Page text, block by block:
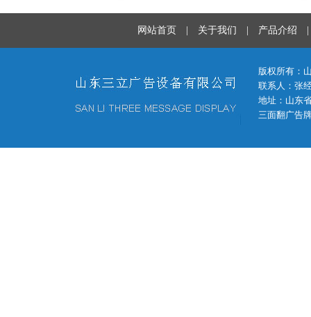
网站首页 关于我们 产品介绍
版权所有：
联系人：张
地址：山东
三面翻广告